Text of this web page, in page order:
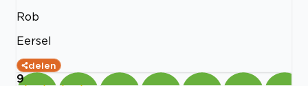
Rob
Eersel
delen
9